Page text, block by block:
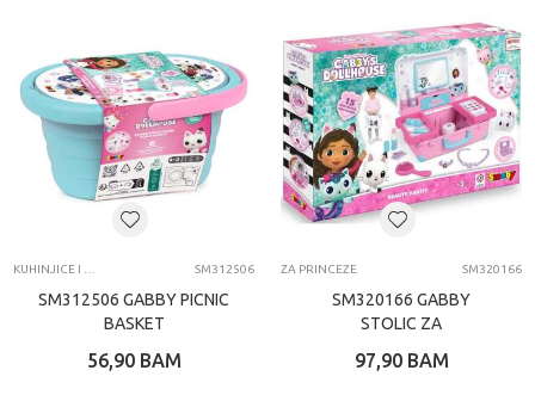
SM312506
SM312506 GABBY PICNIC
BASKET
56,90 BAM
ZA PRINCEZE SM320166
SM320166 GABBY
STOLIC ZA
97,90 BAM